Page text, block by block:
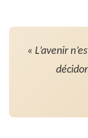
« L’avenir